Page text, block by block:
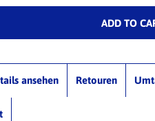
ansehen Retouren